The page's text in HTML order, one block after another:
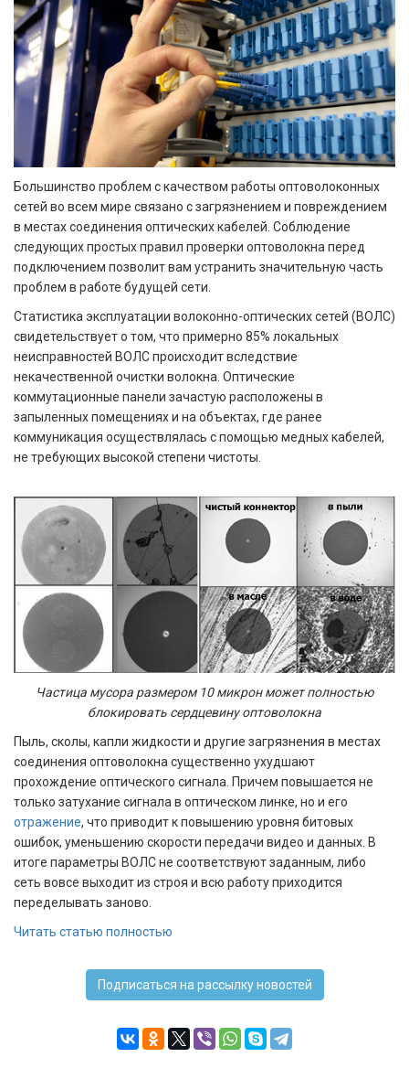
Большинство проблем с качеством работы оптоволоконных
сетей во всем мире связано с загрязнением и повреждением
в местах соединения оптических кабелей. Соблюдение
следующих простых правил проверки оптоволокна перед
подключением позволит вам устранить значительную часть
проблем в работе будущей сети.
Статистика эксплуатации волоконно-оптических сетей (ВОЛС)
свидетельствует о том, что примерно 85% локальных
неисправностей ВОЛС происходит вследствие
некачественной очистки волокна. Оптические
коммутационные панели зачастую расположены в
запыленных помещениях и на объектах, где ранее
коммуникация осуществлялась с помощью медных кабелей,
не требующих высокой степени чистоты.
Частица мусора размером 10 микрон может полностью
блокировать сердцевину оптоволокна
Пыль, сколы, капли жидкости и другие загрязнения в местах
соединения оптоволокна существенно ухудшают
прохождение оптического сигнала. Причем повышается не
только затухание сигнала в оптическом линке, но и его
отражение, что приводит к повышению уровня битовых
ошибок, уменьшению скорости передачи видео и данных. В
итоге параметры ВОЛС не соответствуют заданным, либо
сеть вовсе выходит из строя и всю работу приходится
переделывать заново.
Читать статью полностью
Подписаться на рассылку новостей